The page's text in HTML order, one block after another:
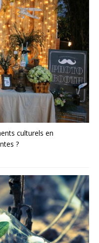
culturels en
?